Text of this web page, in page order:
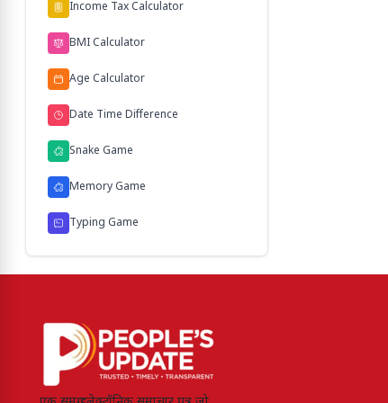
Income Tax Calculator
BMI Calculator
Age Calculator
Date Time Difference
Snake Game
Memory Game
Typing Game